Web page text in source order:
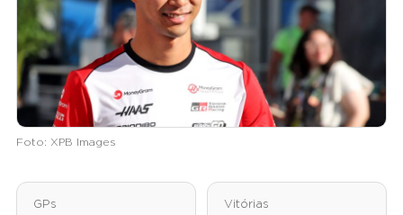
Foto: XPB Images
GPs Vitórias